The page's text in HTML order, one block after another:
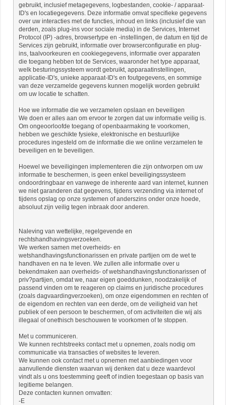
gebruikt, inclusief metagegevens, logbestanden, cookie- / apparaat-
ID's en locatiegegevens. Deze informatie omvat specifieke gegevens
over uw interacties met de functies, inhoud en links (inclusief die van
derden, zoals plug-ins voor sociale media) in de Services, Internet
Protocol (IP) -adres, browsertype en -instellingen, de datum en tijd de
Services zijn gebruikt, informatie over browserconfiguratie en plug-
ins, taalvoorkeuren en cookiegegevens, informatie over apparaten
die toegang hebben tot de Services, waaronder het type apparaat,
welk besturingssysteem wordt gebruikt, apparaatinstellingen,
applicatie-ID's, unieke apparaat-ID's en foutgegevens, en sommige
van deze verzamelde gegevens kunnen mogelijk worden gebruikt
om uw locatie te schatten.
Hoe we informatie die we verzamelen opslaan en beveiligen
We doen er alles aan om ervoor te zorgen dat uw informatie veilig is.
Om ongeoorloofde toegang of openbaarmaking te voorkomen,
hebben we geschikte fysieke, elektronische en bestuurlijke
procedures ingesteld om de informatie die we online verzamelen te
beveiligen en te beveiligen.
Hoewel we beveiligingen implementeren die zijn ontworpen om uw
informatie te beschermen, is geen enkel beveiligingssysteem
ondoordringbaar en vanwege de inherente aard van internet, kunnen
we niet garanderen dat gegevens, tijdens verzending via internet of
tijdens opslag op onze systemen of anderszins onder onze hoede,
absoluut zijn veilig tegen inbraak door anderen.
Naleving van wettelijke, regelgevende en
rechtshandhavingsverzoeken.
We werken samen met overheids- en
wetshandhavingsfunctionarissen en private partijen om de wet te
handhaven en na te leven. We zullen alle informatie over u
bekendmaken aan overheids- of wetshandhavingsfunctionarissen of
priv?partijen, omdat we, naar eigen goeddunken, noodzakelijk of
passend vinden om te reageren op claims en juridische procedures
(zoals dagvaardingverzoeken), om onze eigendommen en rechten of
de eigendom en rechten van een derde, om de veiligheid van het
publiek of een persoon te beschermen, of om activiteiten die wij als
illegaal of onethisch beschouwen te voorkomen of te stoppen.
Met u communiceren.
We kunnen rechtstreeks contact met u opnemen, zoals nodig om
communicatie via transacties of websites te leveren.
We kunnen ook contact met u opnemen met aanbiedingen voor
aanvullende diensten waarvan wij denken dat u deze waardevol
vindt als u ons toestemming geeft of indien toegestaan ​​op basis van
legitieme belangen.
Deze contacten kunnen omvatten:
-E